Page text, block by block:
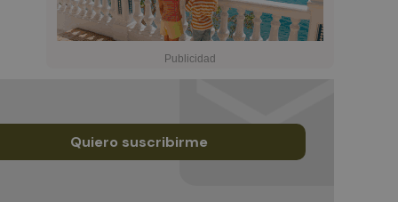
Quiero suscribirme